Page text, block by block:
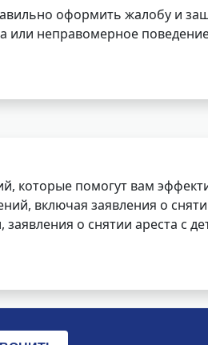
оформить жалобу и
или неправомерное
которые помогут вам
включая заявления о
о снятии ареста с